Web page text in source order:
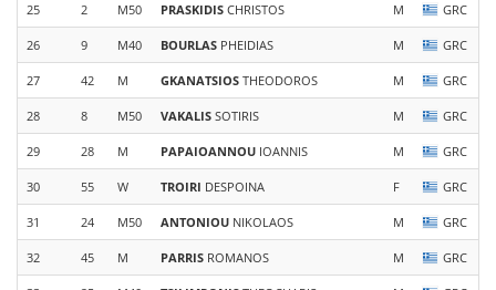
25 2 M50 PRASKIDIS CHRISTOS M GRC
26 9 M40 BOURLAS PHEIDIAS M GRC
27 42 M GKANATSIOS THEODOROS M GRC
28 8 M50 VAKALIS SOTIRIS M GRC
29 28 M PAPAIOANNOU IOANNIS M GRC
30 55 W TROIRI DESPOINA F GRC
31 24 M50 ANTONIOU NIKOLAOS M GRC
32 45 M PARRIS ROMANOS M GRC